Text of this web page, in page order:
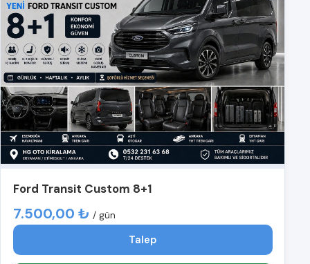
Ford Transit Custom 8+1
7.500,00 ₺ / gün
Talep